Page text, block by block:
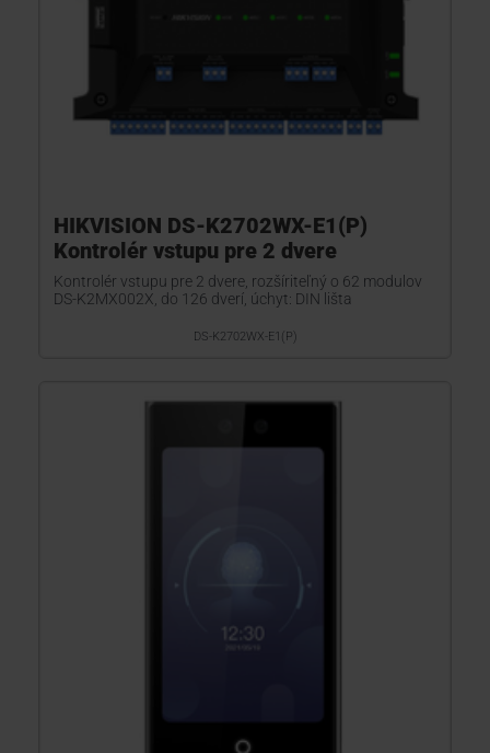
HIKVISION DS-K2702WX-E1(P)
Kontrolér vstupu pre 2 dvere
Kontrolér vstupu pre 2 dvere, rozšíriteľný o 62 modulov
DS-K2MX002X, do 126 dverí, úchyt: DIN lišta
DS-K2702WX-E1(P)